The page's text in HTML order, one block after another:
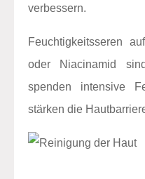
verbessern.
Feuchtigkeitsseren
oder Niacinamid
spenden intensive
stärken die